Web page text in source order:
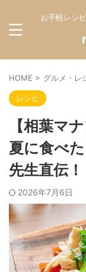
お手軽レシ
HOME > グルメ・レ
レシピ
【相葉マ
夏に食べ
先生直伝！
2026年7月6日